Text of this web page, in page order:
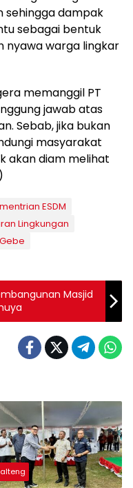
sehingga dampak
sebagai bentuk
nyawa warga lingkar
memanggil PT
jawab atas
Sebab, jika bukan
masyarakat
akan diam melihat
ESDM
Lingkungan
Masjid